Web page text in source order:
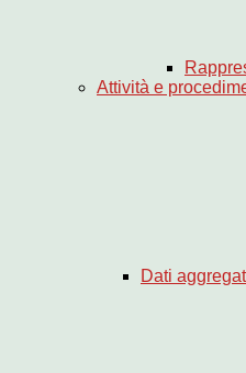
Attività e
Dati